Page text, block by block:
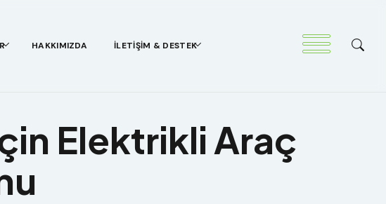
HAKKIMIZDA İLETIŞIM & DESTEK
Elektrikli Araç